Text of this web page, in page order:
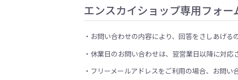
エンスカイショップ専用フォー
お問い合わせの内容により、回答をさしあげる
休業日のお問い合わせは、翌営業日以降に対応
フリーメールアドレスをご利用の場合、お問い